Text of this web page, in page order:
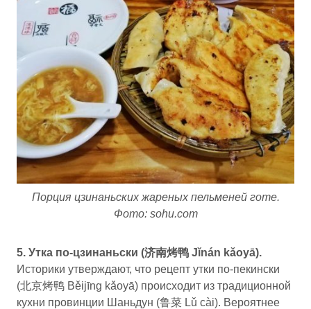
Порция цзинаньских жареных пельменей готе.
Фото: sohu.com
5. Утка по-цзинаньски (济南烤鸭 Jǐnán kǎoyā).
Историки утверждают, что рецепт утки по-пекински
(北京烤鸭 Běijīng kǎoyā) происходит из традиционной
кухни провинции Шаньдун (鲁菜 Lǔ cài). Вероятнее